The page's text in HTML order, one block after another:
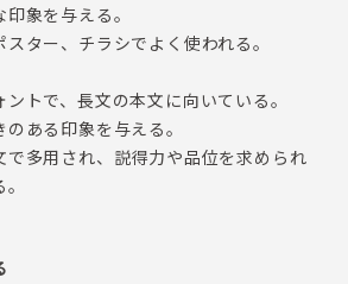
象を与える。
ター、チラシでよく使われる。
ントで、長文の本文に向いている。
ある印象を与える。
で多用され、説得力や品位を求められ